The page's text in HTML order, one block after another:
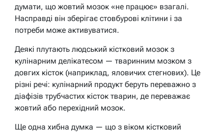
думати, що жовтий мозок «не працює» взагалі.
Насправді він зберігає стовбурові клітини і за
потреби може активуватися.
Деякі плутають людський кістковий мозок з
кулінарним делікатесом — тваринним мозком з
довгих кісток (наприклад, яловичих стегнових). Це
різні речі: кулінарний продукт беруть переважно з
діафізів трубчастих кісток тварин, де переважає
жовтий або перехідний мозок.
Ще одна хибна думка — що з віком кістковий